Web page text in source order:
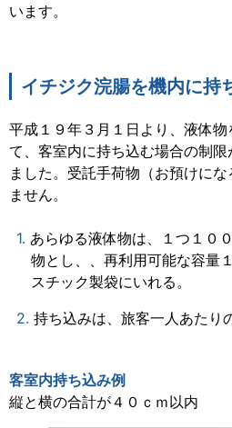
います。
イチジク浣腸を機内に持
平成１９年３月１日より、液体
て、客室内に持ち込む場合の制
ました。受託手荷物（お預けに
ません。
あらゆる液体物は、１つ１０
物とし、、再利用可能な容量
スチック製袋にいれる。
持ち込みは、旅客一人あたり
客室内持ち込み例
縦と横の合計が４０ｃｍ以内